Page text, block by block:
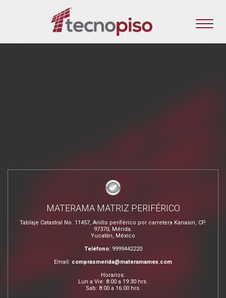
MATERAMA MATRIZ PERIFÉRICO
Tablaje Catastral No. 11457, Anillo periférico por carretera Kanasin, CP.
97370, Mérida.
Yucatán, México
Teléfono: 9999442220
Email: comprasmerida@materamamex.com
Horarios:
Lun a Vie: 8:00 a 19:30 hrs.
Sab: 8:00 a 16:00 hrs.